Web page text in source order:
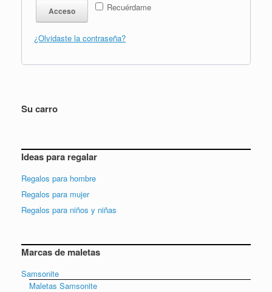
Recuérdame
Acceso
¿Olvidaste la contraseña?
Su carro
Ideas para regalar
Regalos para hombre
Regalos para mujer
Regalos para niños y niñas
Marcas de maletas
Samsonite
Maletas Samsonite